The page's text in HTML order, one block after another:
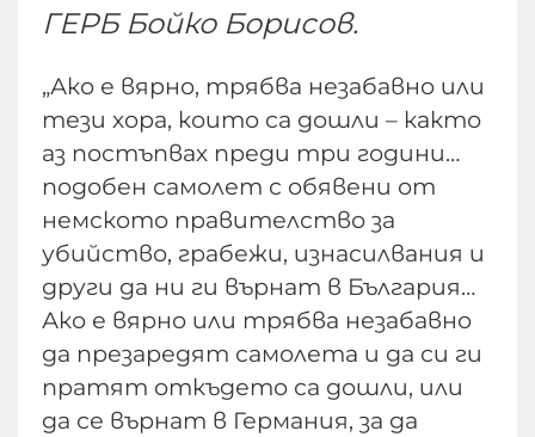
ГЕРБ Бойко Борисов.
„Ако е вярно, трябва незабавно или
тези хора, които са дошли – както
аз постъпвах преди три години…
подобен самолет с обявени от
немското правителство за
убийство, грабежи, изнасилвания и
други да ни ги върнат в България…
Ако е вярно или трябва незабавно
да презаредят самолета и да си ги
пратят откъдето са дошли, или
да се върнат в Германия, за да